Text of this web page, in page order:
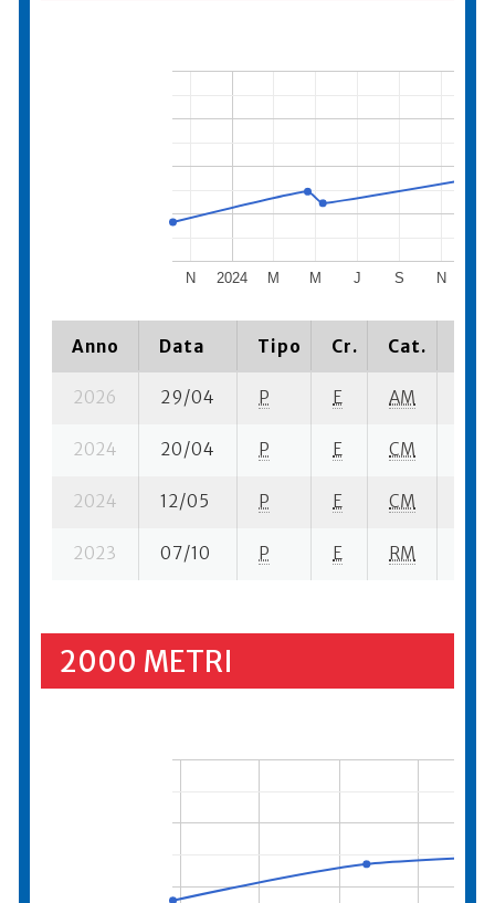
2024
N M M J S N
Anno Data Tipo Cr. Cat.
2026 29/04 P E AM
2024 20/04 P E CM
2024 12/05 P E CM
2023 07/10 P E RM
2000 METRI